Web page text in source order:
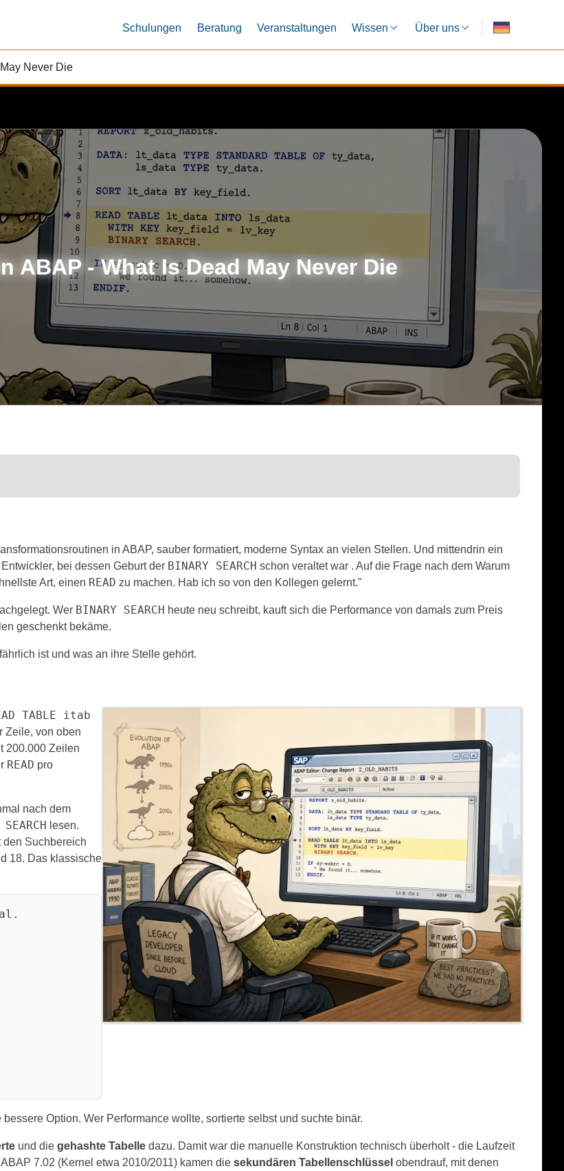
Schulungen Beratung Veranstaltungen Wissen Über uns
Never Die
ABAP - What Is Dead May Never Die
in ABAP, sauber formatiert, moderne Syntax an vielen Stellen. Und mittendrin ein
bei dessen Geburt der BINARY SEARCH schon veraltet war . Auf die Frage nach dem Warum
Art, einen READ zu machen. Hab ich so von den Kollegen gelernt."
Wer BINARY SEARCH heute neu schreibt, kauft sich die Performance von damals zum Preis
geschenkt bekäme.
ist und was an ihre Stelle gehört.
TABLE itab
Zeile, von oben
200.000 Zeilen
READ pro
nach dem
lesen.
den Suchbereich
18. Das klassische
Option. Wer Performance wollte, sortierte selbst und suchte binär.
und die gehashte Tabelle dazu. Damit war die manuelle Konstruktion technisch überholt - die Laufzeit
7.02 (Kernel etwa 2010/2011) kamen die sekundären Tabellenschlüssel obendrauf, mit denen